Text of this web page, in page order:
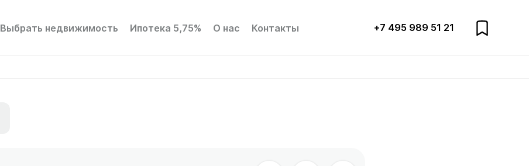
Выбрать недвижимость Ипотека 5,75% О нас Контакты +7 495 989 51 21